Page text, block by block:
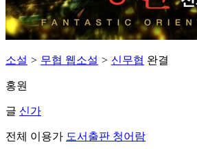
소설 > 무협 웹소설 > 신무협 완결
홍원
글 신가
전체 이용가 도서출판 청어람